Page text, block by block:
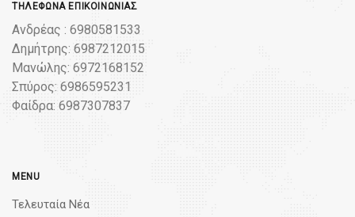
ΤΗΛΈΦΩΝΑ ΕΠΙΚΟΙΝΩΝΊΑΣ
Ανδρέας : 6980581533
Δημήτρης: 6987212015
Μανώλης: 6972168152
Σπύρος: 6986595231
Φαίδρα: 6987307837
MENU
Τελευταία Νέα